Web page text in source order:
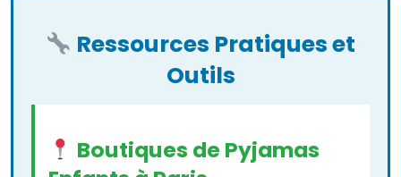
Ressources Pratiques et
Outils
Boutiques de Pyjamas